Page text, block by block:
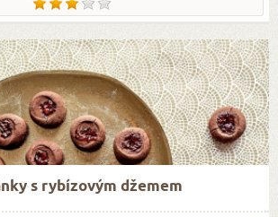
s rybízovým džemem